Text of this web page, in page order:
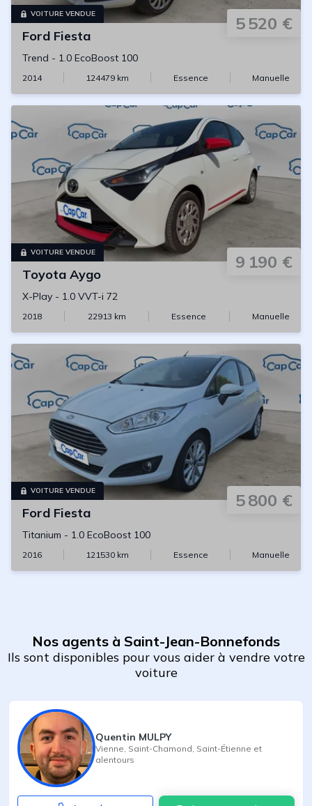
VOITURE VENDUE 5 520 €
Ford Fiesta
Trend - 1.0 EcoBoost 100
2014 124479 km Essence Manuelle
VOITURE VENDUE 9 190 €
Toyota Aygo
X-Play - 1.0 VVT-i 72
2018 22913 km Essence Manuelle
VOITURE VENDUE 5 800 €
Ford Fiesta
Titanium - 1.0 EcoBoost 100
2016 121530 km Essence Manuelle
Nos agents à Saint-Jean-Bonnefonds
Ils sont disponibles pour vous aider à vendre votre
voiture
Quentin MULPY
Vienne Saint-Chamond Saint-Étienne et
alentours